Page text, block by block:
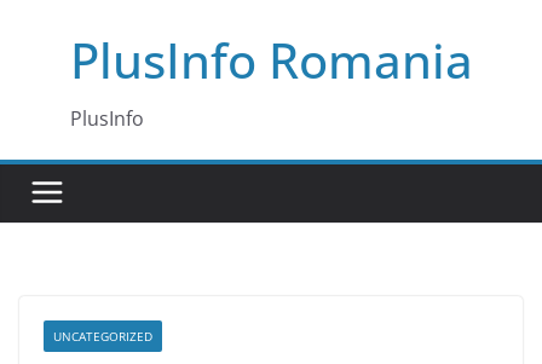
PlusInfo Romania
PlusInfo
UNCATEGORIZED